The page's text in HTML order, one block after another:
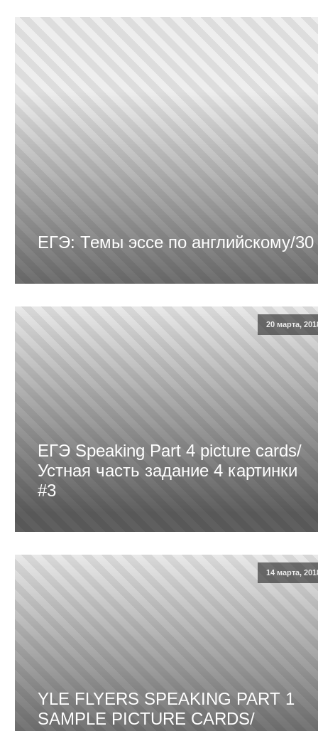
ЕГЭ: Темы эссе по английскому/
20 марта,
ЕГЭ Speaking Part 4 picture cards/
Устная часть задание 4 картинки
#3
14 марта,
YLE FLYERS SPEAKING PART 1
SAMPLE PICTURE CARDS/